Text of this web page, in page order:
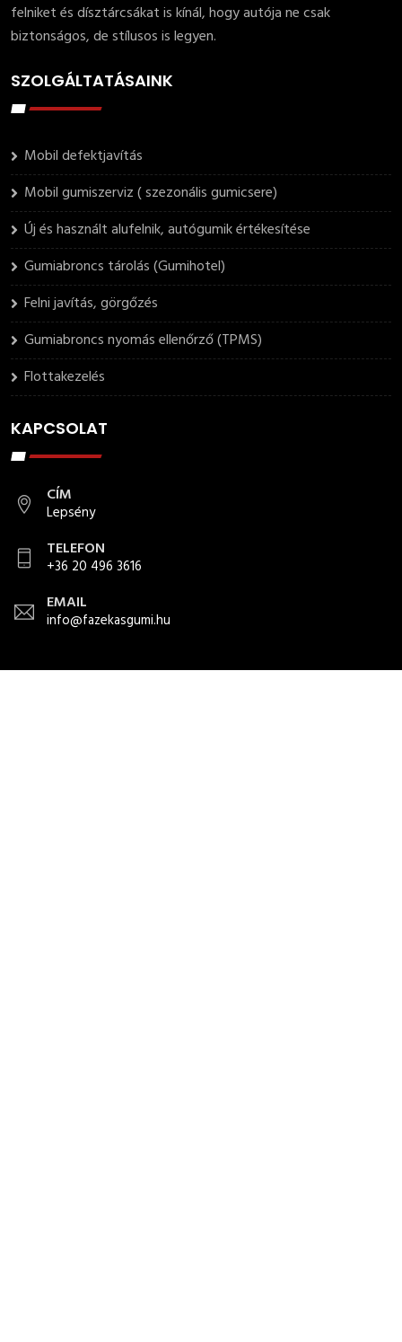
felniket és dísztárcsákat is kínál, hogy autója ne csak
biztonságos, de stílusos is legyen.
SZOLGÁLTATÁSAINK
Mobil defektjavítás
Mobil gumiszerviz ( szezonális gumicsere)
Új és használt alufelnik, autógumik értékesítése
Gumiabroncs tárolás (Gumihotel)
Felni javítás, görgőzés
Gumiabroncs nyomás ellenőrző (TPMS)
Flottakezelés
KAPCSOLAT
CÍM
Lepsény
TELEFON
+36 20 496 3616
EMAIL
info@fazekasgumi.hu